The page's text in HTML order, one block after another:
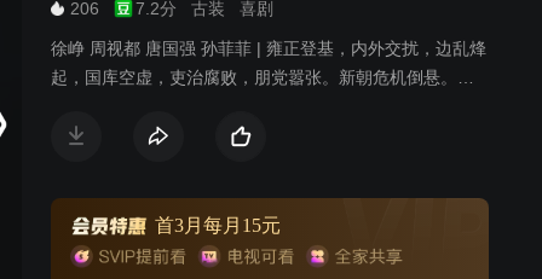
206 7.2分 古装 喜剧
徐峥 周视都 唐国强 孙菲菲 | 雍正登基，内外交扰，边乱烽
起，国库空虚，吏治腐败，朋党嚣张。新朝危机倒悬。占
制。大清国库空虚得连军粮、冬衣、赈灾急需的百十万两
对如此困境，继位大统刚刚四个月的雍正皇帝处乱不惊，
经过深思熟虑后，决定大胆起用被人认为“小混混”的李卫前
首3月每月15元